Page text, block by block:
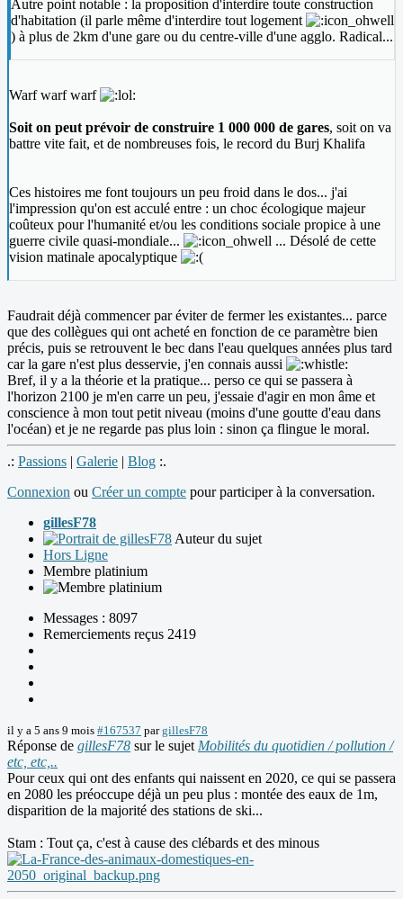
Autre point notable : la proposition d'interdire toute construction
d'habitation (il parle même d'interdire tout logement
) à plus de 2km d'une gare ou du centre-ville d'une agglo. Radical...
Warf warf warf
Soit on peut prévoir de construire 1 000 000 de gares, soit on va
battre vite fait, et de nombreuses fois, le record du Burj Khalifa
Ces histoires me font toujours un peu froid dans le dos... j'ai
l'impression qu'on est acculé entre : un choc écologique majeur
coûteux pour l'humanité et/ou les conditions sociale propice à une
guerre civile quasi-mondiale...
... Désolé de cette
vision matinale apocalyptique
Faudrait déjà commencer par éviter de fermer les existantes... parce
que des collègues qui ont acheté en fonction de ce paramètre bien
précis, puis se retrouvent le bec dans l'eau quelques années plus tard
car la gare n'est plus desservie, j'en connais aussi
Bref, il y a la théorie et la pratique... perso ce qui se passera à
l'horizon 2100 je m'en carre un peu, j'essaie d'agir en mon âme et
conscience à mon tout petit niveau (moins d'une goutte d'eau dans
l'océan) et je ne regarde pas plus loin : sinon ça flingue le moral.
.: Passions | Galerie | Blog :.
Connexion ou Créer un compte pour participer à la conversation.
gillesF78
Auteur du sujet
Hors Ligne
Membre platinium
Messages : 8097
Remerciements reçus 2419
il y a 5 ans 9 mois #167537 pargillesF78
Réponse de gillesF78 sur le sujet Mobilités du quotidien / pollution /
etc, etc,..
Pour ceux qui ont des enfants qui naissent en 2020, ce qui se passera
en 2080 les préoccupe déjà un peu plus : montée des eaux de 1m,
disparition de la majorité des stations de ski...
Stam : Tout ça, c'est à cause des clébards et des minous